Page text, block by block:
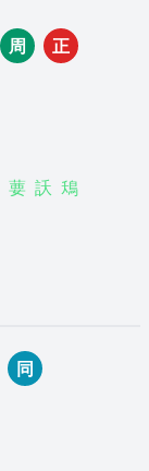
周
正
葽 訞 鴁
同